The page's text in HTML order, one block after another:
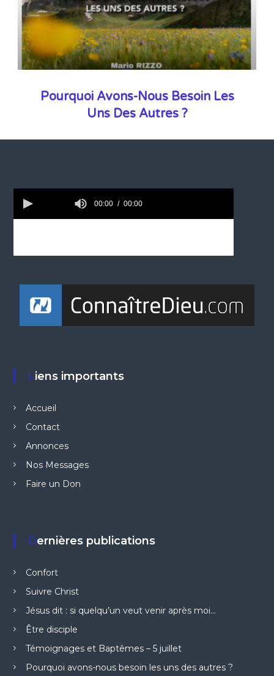
Pourquoi Avons-Nous Besoin Les
Uns Des Autres ?
Liens importants
Accueil
Contact
Annonces
Nos Messages
Faire un Don
Dernières publications
Confort
Suivre Christ
Jésus dit : si quelqu’un veut venir après moi…
Être disciple
Témoignages et Baptêmes – 5 juillet
Pourquoi avons-nous besoin les uns des autres ?